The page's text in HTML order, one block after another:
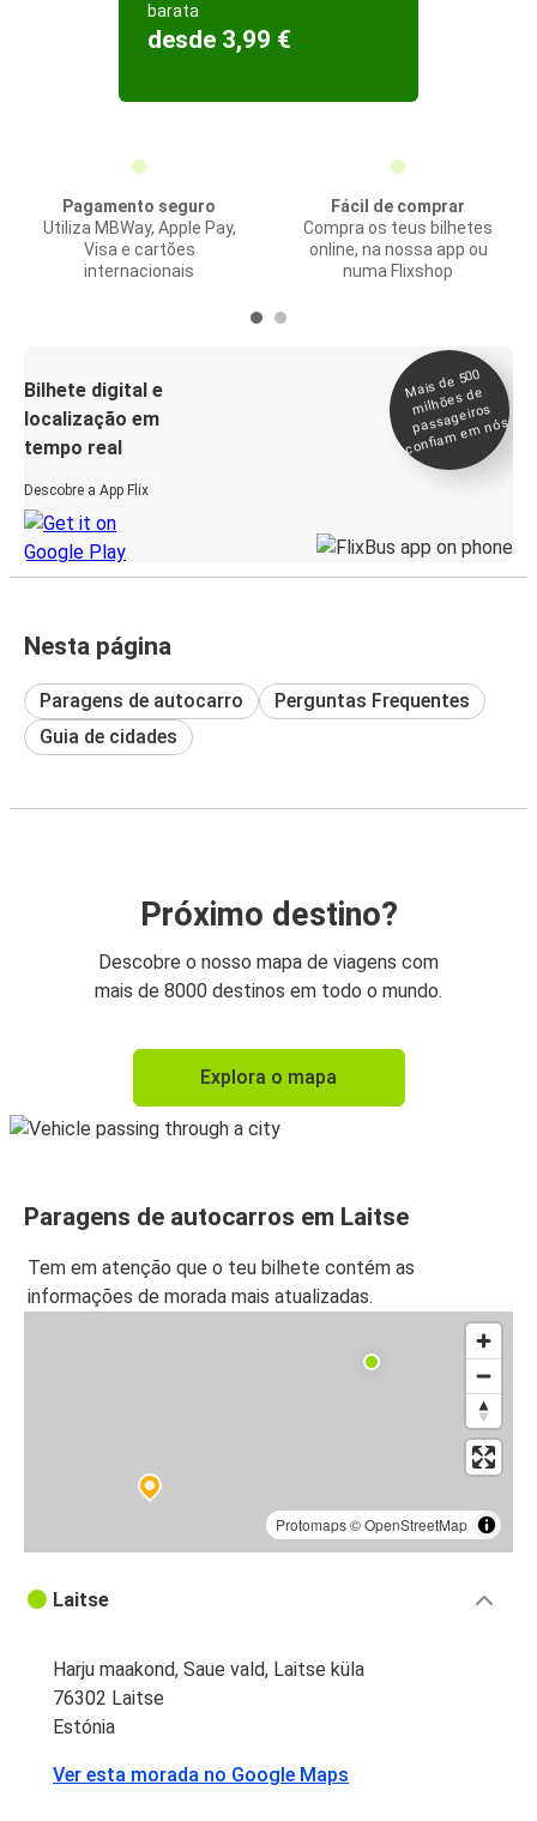
barata
desde 3,99 €
Pagamento seguro
Utiliza MBWay, Apple Pay,
Visa e cartões
internacionais
Fácil de comprar
Compra os teus bilhetes
online, na nossa app ou
numa Flixshop
Bilhete digital e
localização em
tempo real
Descobre a App Flix
Mais de 500
milhões de
passageiros
confia
m e
m nós
Nesta página
Paragens de autocarro
Perguntas Frequentes
Guia de cidades
Próximo destino?
Descobre o nosso mapa de viagens com
mais de 8000 destinos em todo o mundo.
Explora o mapa
Paragens de autocarros em Laitse
Tem em atenção que o teu bilhete contém as
informações de morada mais atualizadas.
Protomaps©OpenStreetMap
Laitse
Harju maakond, Saue vald, Laitse küla
76302 Laitse
Estónia
Ver esta morada no Google Maps